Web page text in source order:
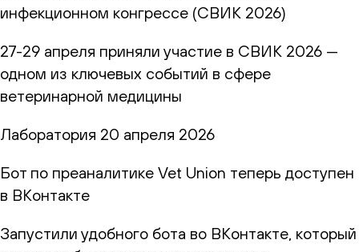
инфекционном конгрессе (СВИК 2026)
27-29 апреля приняли участие в СВИК 2026 —
одном из ключевых событий в сфере
ветеринарной медицины
Лаборатория 20 апреля 2026
Бот по преаналитике Vet Union теперь доступен
в ВКонтакте
Запустили удобного бота во ВКонтакте, который